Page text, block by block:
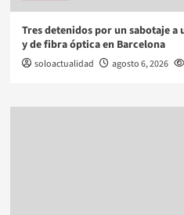
Tres detenidos por un sabotaje
y de fibra óptica en Barcelona
soloactualidad agosto 6, 2026